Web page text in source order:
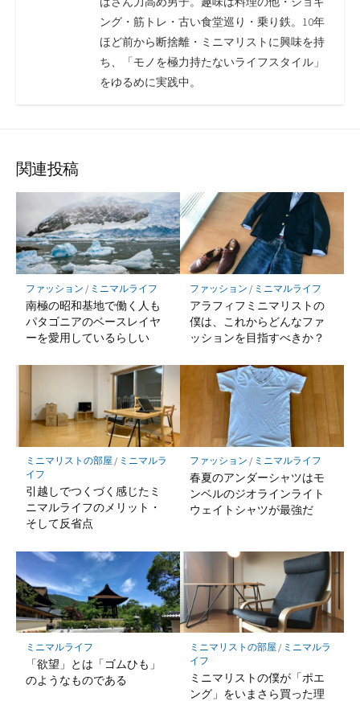
ング・筋トレ・古い食堂巡り・乗り鉄。10年
ほど前から断捨離・ミニマリストに興味を持
ち、「モノを極力持たないライフスタイル」
をゆるめに実践中。
関連投稿
ファッション / ミニマルライフ
南極の昭和基地で働く人も
パタゴニアのベースレイヤ
ーを愛用しているらしい
ファッション / ミニマルライフ
アラフィフミニマリストの
僕は、これからどんなファ
ッションを目指すべきか？
ミニマリストの部屋 / ミニマルラ
イフ
引越しでつくづく感じたミ
ニマルライフのメリット・
そして反省点
ファッション / ミニマルライフ
春夏のアンダーシャツはモ
ンベルのジオラインライト
ウェイトシャツが最強だ
ミニマルライフ
「欲望」とは「ゴムひも」
のようなものである
ミニマリストの部屋 / ミニマルラ
イフ
ミニマリストの僕が「ポエ
ング」をいまさら買った理